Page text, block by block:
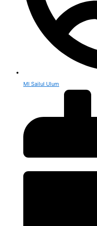
MI Sailul Ulum